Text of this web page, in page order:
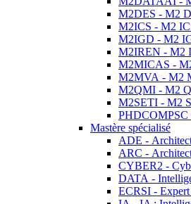
M2DES - M2
M2ICS - M2
M2IGD - M2
M2IREN - M2
M2MICAS -
M2MVA - M2
M2QMI - M2
M2SETI - M2
PHDCOMPSC
Mastère spécialisé
ADE -
ARC -
CYBER2 -
DATA -
ECRSI - Expert